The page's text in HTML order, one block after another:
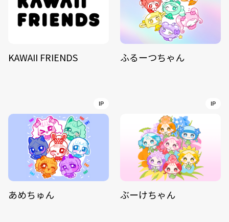
KAWAII FRIENDS ふるーつちゃん
IP
あめちゅん
IP
ぶーけちゃん